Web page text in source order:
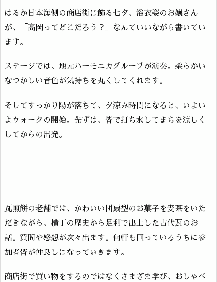
はるか日本海側の商店街に飾る七夕、浴衣姿のお嬢さん
が、「高岡ってどこだろう？」なんていいながら書いてい
ます。
ステージでは、地元ハーモニカグループが演奏。柔らかい
なつかしい音色が気持ちを丸くしてくれます。
そしてすっかり陽が落ちて、夕涼み時間になると、いよい
よウォークの開始。先ずは、皆で打ち水してまちを涼しく
してからの出発。
瓦煎餅の老舗では、かわいい団扇型のお菓子を麦茶をいた
だきながら、横丁の歴史から足利で出土した古代瓦のお
話。質問や感想が次々出ます。何軒も回っているうちに参
加者皆が仲良しになっていきます。
商店街で買い物をするのではなくさまざま学び、おしゃべ